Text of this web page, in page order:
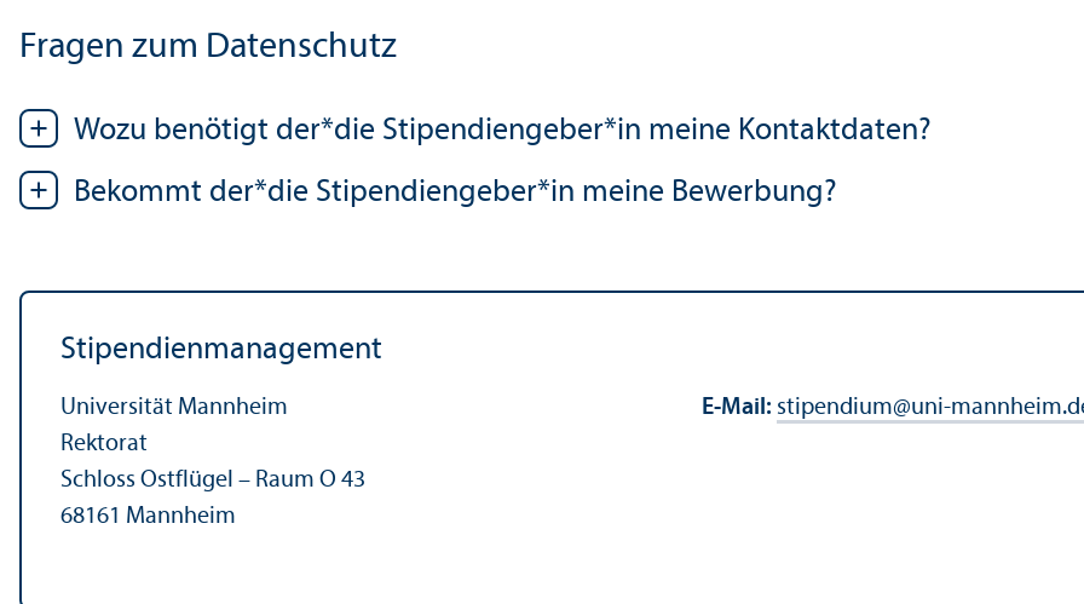
Fragen zum Datenschutz
Wozu benötigt der*die Stipendiengeber*in meine Kontaktdaten?
Bekommt der*die Stipendiengeber*in meine Bewerbung?
Stipendien­management
Universität Mannheim
Rektorat
Schloss Ostflügel – Raum O 43
68161 Mannheim
E-Mail: stipendium@uni-